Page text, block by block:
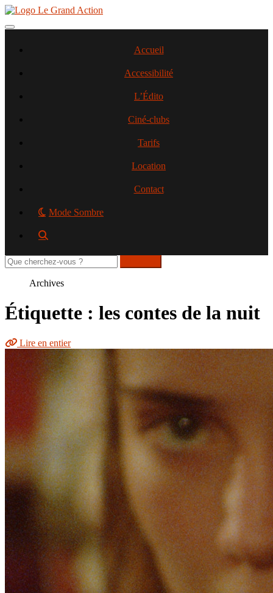
Aller
contenu
Toggle navigation
Accueil
Accessibilité
L’Édito
Ciné-clubs
Tarifs
Location
Contact
Mode Sombre
Rechercher
sur
Archives
Étiquette : les contes de la nuit
Lire en entier